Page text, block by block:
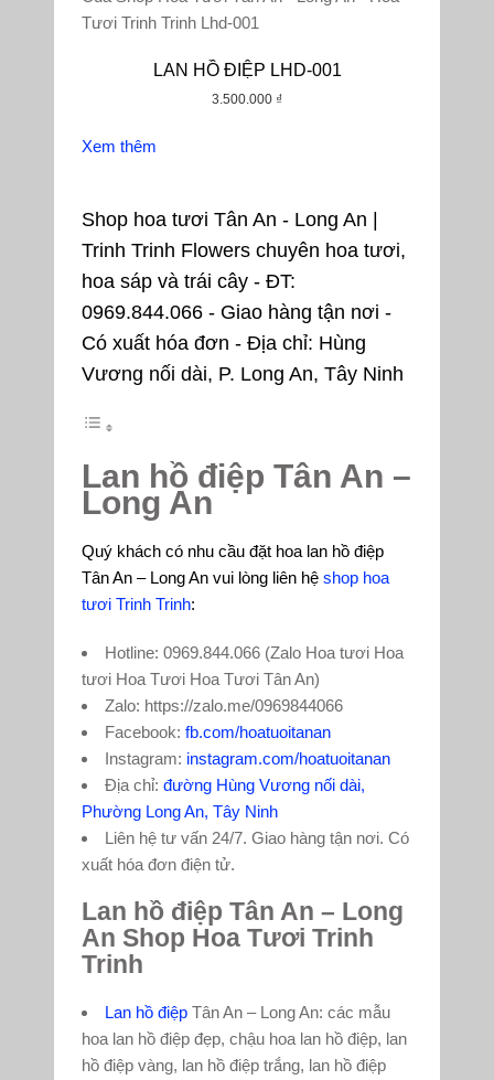
LAN HỒ ĐIỆP LHD-001
3.500.000 ₫
Xem thêm
Shop hoa tươi Tân An - Long An |
Trinh Trinh Flowers chuyên hoa tươi,
hoa sáp và trái cây - ĐT:
0969.844.066 - Giao hàng tận nơi -
Có xuất hóa đơn - Địa chỉ: Hùng
Vương nối dài, P. Long An, Tây Ninh
Lan hồ điệp Tân An –
Long An
Quý khách có nhu cầu đặt hoa lan hồ điệp
Tân An – Long An vui lòng liên hệ shop hoa
tươi Trinh Trinh:
Hotline: 0969.844.066 (Zalo Hoa tươi Hoa
tươi Hoa Tươi Hoa Tươi Tân An)
Zalo: https://zalo.me/0969844066
Facebook: fb.com/hoatuoitanan
Instagram: instagram.com/hoatuoitanan
Địa chỉ: đường Hùng Vương nối dài,
Phường Long An, Tây Ninh
Liên hệ tư vấn 24/7. Giao hàng tận nơi. Có
xuất hóa đơn điện tử.
Lan hồ điệp Tân An – Long
An Shop Hoa Tươi Trinh
Trinh
Lan hồ điệp Tân An – Long An: các mẫu
hoa lan hồ điệp đẹp, chậu hoa lan hồ điệp, lan
hồ điệp vàng, lan hồ điệp trắng, lan hồ điệp